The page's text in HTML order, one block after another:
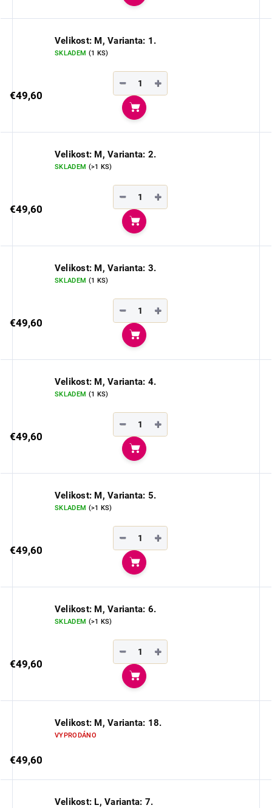
Velikost: M, Varianta: 1.
SKLADEM (1 KS)
€49,60
+
−
Do košíka
Velikost: M, Varianta: 2.
SKLADEM (>1 KS)
€49,60
+
−
Do košíka
Velikost: M, Varianta: 3.
SKLADEM (1 KS)
€49,60
+
−
Do košíka
Velikost: M, Varianta: 4.
SKLADEM (1 KS)
€49,60
+
−
Do košíka
Velikost: M, Varianta: 5.
SKLADEM (>1 KS)
€49,60
+
−
Do košíka
Velikost: M, Varianta: 6.
SKLADEM (>1 KS)
€49,60
+
−
Do košíka
Velikost: M, Varianta: 18.
VYPRODÁNO
€49,60
Velikost: L, Varianta: 7.